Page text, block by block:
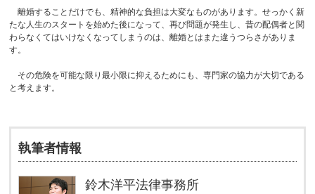
離婚することだけでも、精神的な負担は大変なものがあります。せっかく新
たな人生のスタートを始めた後になって、再び問題が発生し、昔の配偶者と関
わらなくてはいけなくなってしまうのは、離婚とはまた違うつらさがありま
す。
その危険を可能な限り最小限に抑えるためにも、専門家の協力が大切である
と考えます。
執筆者情報
鈴木洋平法律事務所